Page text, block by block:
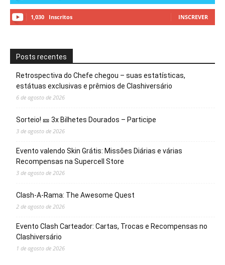
1,030 Inscritos INSCREVER
Posts recentes
Retrospectiva do Chefe chegou – suas estatísticas,
estátuas exclusivas e prêmios de Clashiversário
6 de agosto de 2026
Sorteio! 🎫 3x Bilhetes Dourados – Participe
3 de agosto de 2026
Evento valendo Skin Grátis: Missões Diárias e várias
Recompensas na Supercell Store
3 de agosto de 2026
Clash-A-Rama: The Awesome Quest
2 de agosto de 2026
Evento Clash Carteador: Cartas, Trocas e Recompensas no
Clashiversário
1 de agosto de 2026